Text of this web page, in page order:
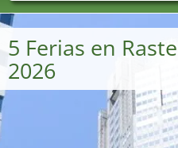
5 Ferias en
2026
Nombres de ferias
Sectores de ferias
Sectores de proveedor de